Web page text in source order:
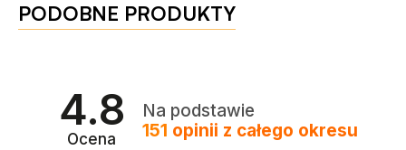
PODOBNE PRODUKTY
4.8
Ocena
Na podstawie
151 opinii z całego okresu